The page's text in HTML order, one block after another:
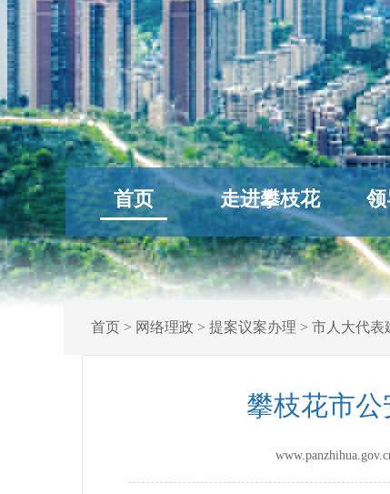
首页 走进攀枝花
首页> 网络理政 > 提案议案办理 > 市人大代表
攀枝花市